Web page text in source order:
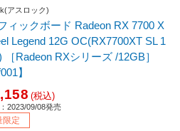
アスロック)
ィックボード Radeon RX 7700 X
Legend 12G OC(RX7700XT SL 1
［Radeon RXシリーズ /12GB］
】
(税込)
2023/09/08発売
限定